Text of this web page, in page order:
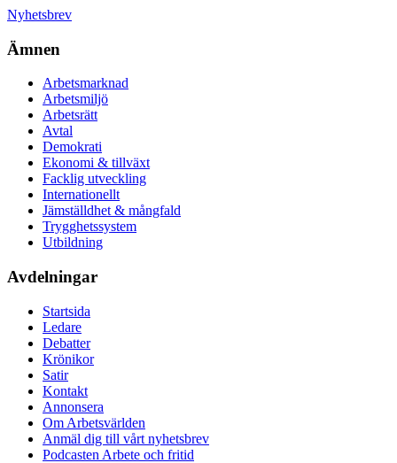
Nyhetsbrev
Ämnen
Arbetsmarknad
Arbetsmiljö
Arbetsrätt
Avtal
Demokrati
Ekonomi & tillväxt
Facklig utveckling
Internationellt
Jämställdhet & mångfald
Trygghetssystem
Utbildning
Avdelningar
Startsida
Ledare
Debatter
Krönikor
Satir
Kontakt
Annonsera
Om Arbetsvärlden
Anmäl dig till vårt nyhetsbrev
Podcasten Arbete och fritid